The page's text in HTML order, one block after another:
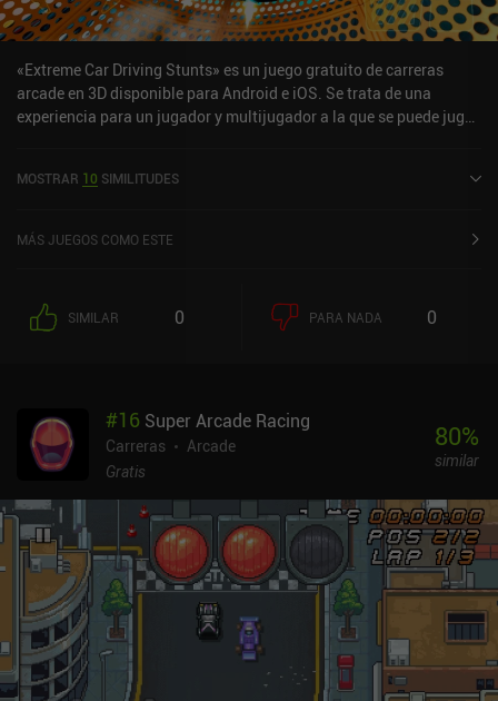
«Extreme Car Driving Stunts» es un juego gratuito de carreras
arcade en 3D disponible para Android e iOS. Se trata de una
experiencia para un jugador y multijugador a la que se puede jugar
Stunts se lanzó en marzo de 2025 y tiene actualmente una
App Store de iOS.
MOSTRAR 10 SIMILITUDES
MÁS JUEGOS COMO ESTE
SIMILAR 0 PARA NADA 0
#16 Super Arcade Racing
Carreras
Arcade
Gratis
80%
similar